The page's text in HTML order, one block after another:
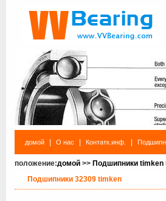
домой О нас Контатк.инф.
положение:домой >> Подшипники timken
Подшипники 32309 timken